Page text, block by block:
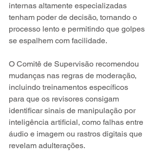
internas altamente especializadas
tenham poder de decisão, tornando o
processo lento e permitindo que golpes
se espalhem com facilidade.
O Comitê de Supervisão recomendou
mudanças nas regras de moderação,
incluindo treinamentos específicos
para que os revisores consigam
identificar sinais de manipulação por
inteligência artificial, como falhas entre
áudio e imagem ou rastros digitais que
revelam adulterações.